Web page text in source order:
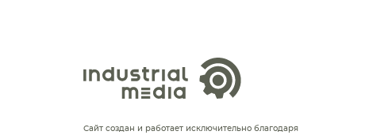
Сайт создан и работает исключительно благодаря